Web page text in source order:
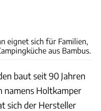
eignet sich für Familien,
aus Bambus.
baut seit 90 Jahren
namens Holtkamper
sich der Hersteller